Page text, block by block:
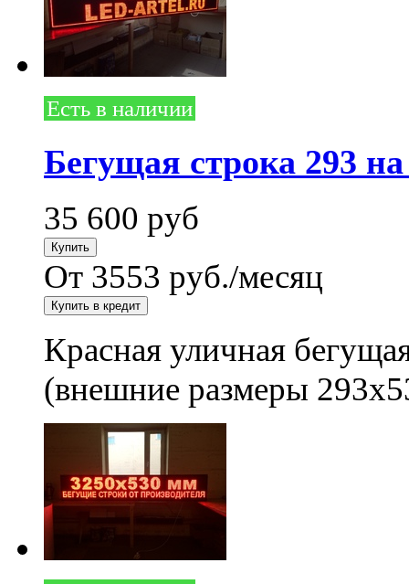
Есть в наличии
Бегущая строка 293
35 600 руб
От 3553 руб./месяц
Красная уличная
(внешние размеры